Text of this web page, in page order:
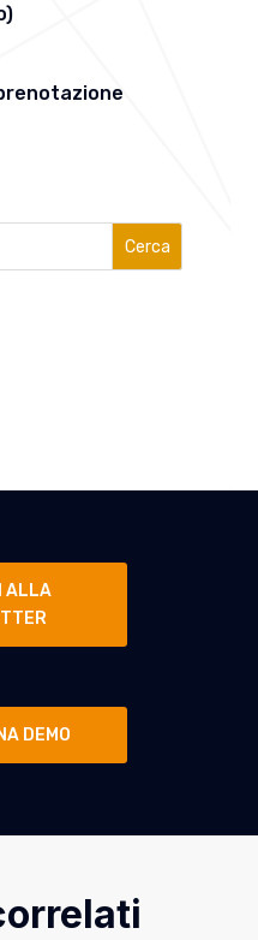
Cerca
ALLA
DEMO